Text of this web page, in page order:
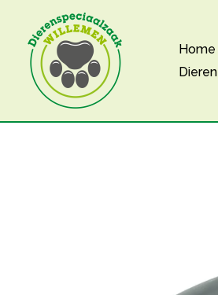
inhoud
Home
Dieren